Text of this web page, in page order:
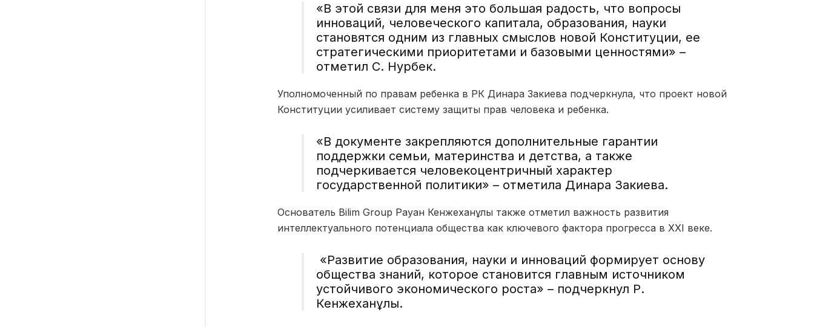
«В этой связи для меня это большая радость, что вопросы
инноваций, человеческого капитала, образования, науки
становятся одним из главных смыслов новой Конституции, ее
стратегическими приоритетами и базовыми ценностями» –
отметил С. Нурбек.
Уполномоченный по правам ребенка в РК Динара Закиева подчеркнула, что проект новой
Конституции усиливает систему защиты прав человека и ребенка.
«В документе закрепляются дополнительные гарантии
поддержки семьи, материнства и детства, а также
подчеркивается человекоцентричный характер
государственной политики» – отметила Динара Закиева.
Основатель Bilim Group Рауан Кенжеханұлы также отметил важность развития
интеллектуального потенциала общества как ключевого фактора прогресса в XXI веке.
«Развитие образования, науки и инноваций формирует основу
общества знаний, которое становится главным источником
устойчивого экономического роста» – подчеркнул Р.
Кенжеханұлы.